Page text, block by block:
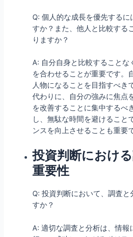
Q: 個人的な成長を優先する
すか？また、他人と比較する
りますか？
A: 自分自身と比較することな
を合わせることが重要です。
人物になることを目指すべき
代わりに、自分の強みに焦点
を改善することに集中するべ
し、無駄な時間を避けること
ンスを向上させることも重要
投資判断におけ
重要性
Q: 投資判断において、調査
すか？
A: 適切な調査と分析は、情報